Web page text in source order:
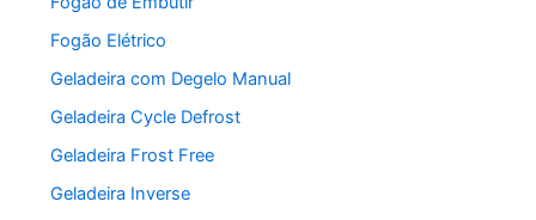
Fogão Elétrico
Geladeira com Degelo Manual
Geladeira Cycle Defrost
Geladeira Frost Free
Geladeira Inverse